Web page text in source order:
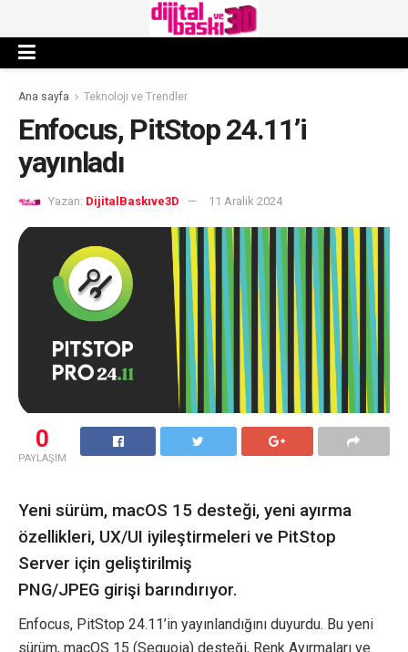
Ana sayfa Teknolojı ve Trendler
Enfocus, PitStop 24.11’i
yayınladı
Yazan: DijitalBaskıve3D 11 Aralık 2024
0
PAYLAŞIM
Yeni sürüm, macOS 15 desteği, yeni ayırma
özellikleri, UX/UI iyileştirmeleri ve PitStop
Server için geliştirilmiş
PNG/JPEG girişi barındırıyor.
Enfocus, PitStop 24.11’in yayınlandığını duyurdu. Bu yeni
sürüm, macOS 15 (Sequoia) desteği, Renk Ayırmaları ve